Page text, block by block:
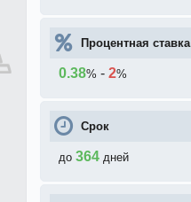
Процентная ставка
0.38% - 2%
Срок
до 364 дней